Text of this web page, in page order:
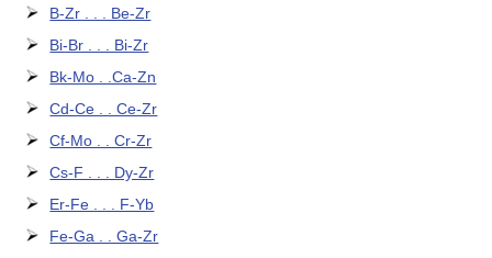
B-Zr . . . Be-Zr
Bi-Br . . . Bi-Zr
Bk-Mo . .Ca-Zn
Cd-Ce . . Ce-Zr
Cf-Mo . . Cr-Zr
Cs-F . . . Dy-Zr
Er-Fe . . . F-Yb
Fe-Ga . . Ga-Zr